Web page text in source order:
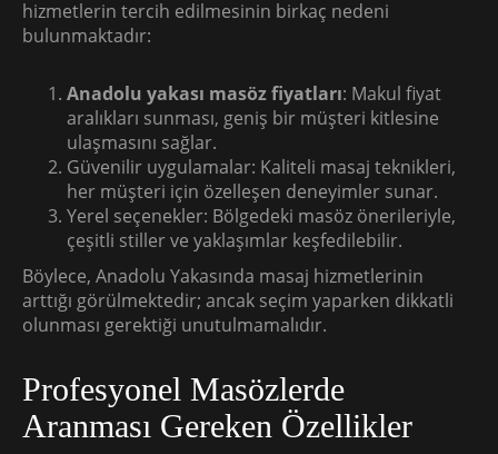
hizmetlerin tercih edilmesinin birkaç nedeni
bulunmaktadır:
Anadolu yakası masöz fiyatları: Makul fiyat
aralıkları sunması, geniş bir müşteri kitlesine
ulaşmasını sağlar.
Güvenilir uygulamalar: Kaliteli masaj teknikleri,
her müşteri için özelleşen deneyimler sunar.
Yerel seçenekler: Bölgedeki masöz önerileriyle,
çeşitli stiller ve yaklaşımlar keşfedilebilir.
Böylece, Anadolu Yakasında masaj hizmetlerinin
arttığı görülmektedir; ancak seçim yaparken dikkatli
olunması gerektiği unutulmamalıdır.
Profesyonel Masözlerde
Aranması Gereken Özellikler